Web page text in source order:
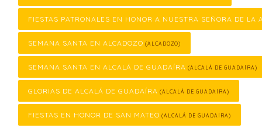
FIESTAS PATRONALES EN HONOR A NUESTRA SEÑORA DE LA
SEMANA SANTA EN ALCADOZO (ALCADOZO)
SEMANA SANTA EN ALCALÁ DE GUADAÍRA (ALCALÁ DE GUADAÍRA)
GLORIAS DE ALCALÁ DE GUADAÍRA (ALCALÁ DE GUADAÍRA)
FIESTAS EN HONOR DE SAN MATEO (ALCALÁ DE GUADAÍRA)